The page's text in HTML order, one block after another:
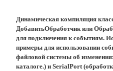
Динамическая компиляция
ДобавитьОбработчик или
для подключения к событиям.
примеры для использовании
файловой системы об
каталоге.) и SerialPort